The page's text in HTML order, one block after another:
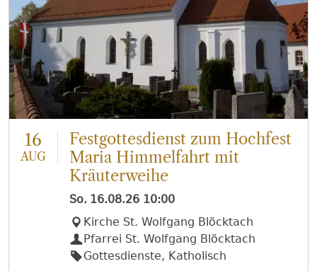
16
AUG
Festgottesdienst zum Hochfest
Maria Himmelfahrt mit
Kräuterweihe
So. 16.08.26 10:00
Kirche St. Wolfgang Blöcktach
Pfarrei St. Wolfgang Blöcktach
Gottesdienste, Katholisch